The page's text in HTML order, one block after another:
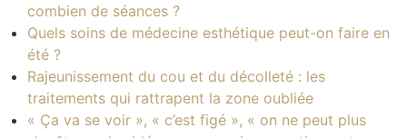
combien de séances ?
Quels soins de médecine esthétique peut-on faire en
été ?
Rajeunissement du cou et du décolleté : les
traitements qui rattrapent la zone oubliée
« Ça va se voir », « c’est figé », « on ne peut plus